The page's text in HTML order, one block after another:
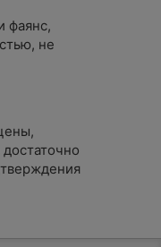
фаянс,
не